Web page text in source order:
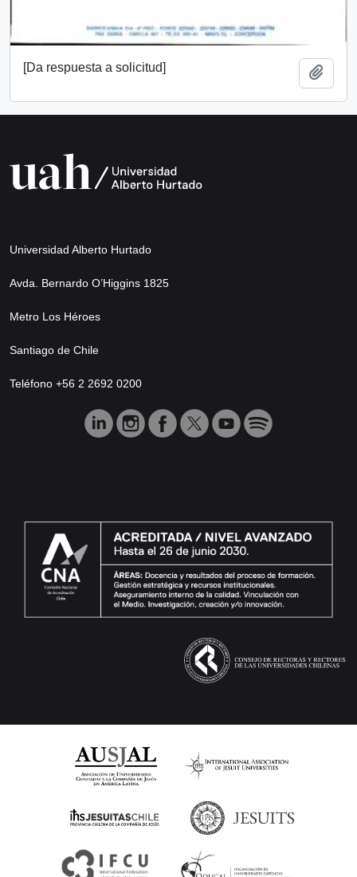
[Da respuesta a solicitud]
Universidad Alberto Hurtado
Avda. Bernardo O’Higgins 1825
Metro Los Héroes
Santiago de Chile
Teléfono +56 2 2692 0200